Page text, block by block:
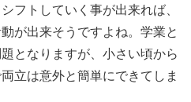
フトしていく事が出来れば、
が出来そうですよね。学業と
となりますが、小さい頃から
立は意外と簡単にできてしま